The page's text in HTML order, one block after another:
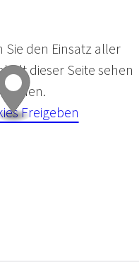
Sie den Einsatz aller
dieser Seite sehen
Freigeben